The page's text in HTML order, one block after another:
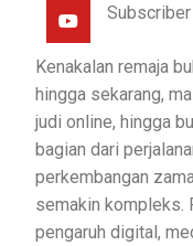
Subscriber
Kenakalan remaja
hingga sekarang,
judi online, hingga
bagian dari
perkembangan
semakin kompleks.
pengaruh digital,